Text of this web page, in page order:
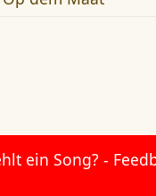
ein Song? -